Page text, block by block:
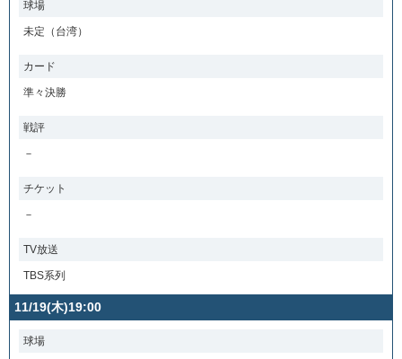
球場
未定（台湾）
カード
準々決勝
戦評
－
チケット
－
TV放送
TBS系列
11/19(木)19:00
球場